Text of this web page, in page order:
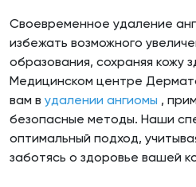
Своевременное удаление
избежать возможного
образования, сохраняя кожу
Медицинском центре
вам в удалении ангиомы ,
безопасные методы. Наши
оптимальный подход,
заботясь о здоровье вашей